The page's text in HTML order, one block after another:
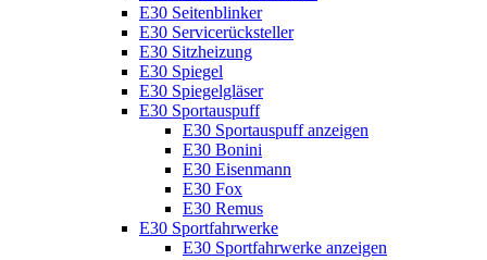
E30 Seitenblinker
E30 Servicerücksteller
E30 Sitzheizung
E30 Spiegel
E30 Spiegelgläser
E30 Sportauspuff
E30 Sportauspuff anzeigen
E30 Bonini
E30 Eisenmann
E30 Fox
E30 Remus
E30 Sportfahrwerke
E30 Sportfahrwerke anzeigen